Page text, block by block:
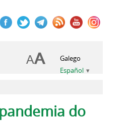
Galego
Español
do